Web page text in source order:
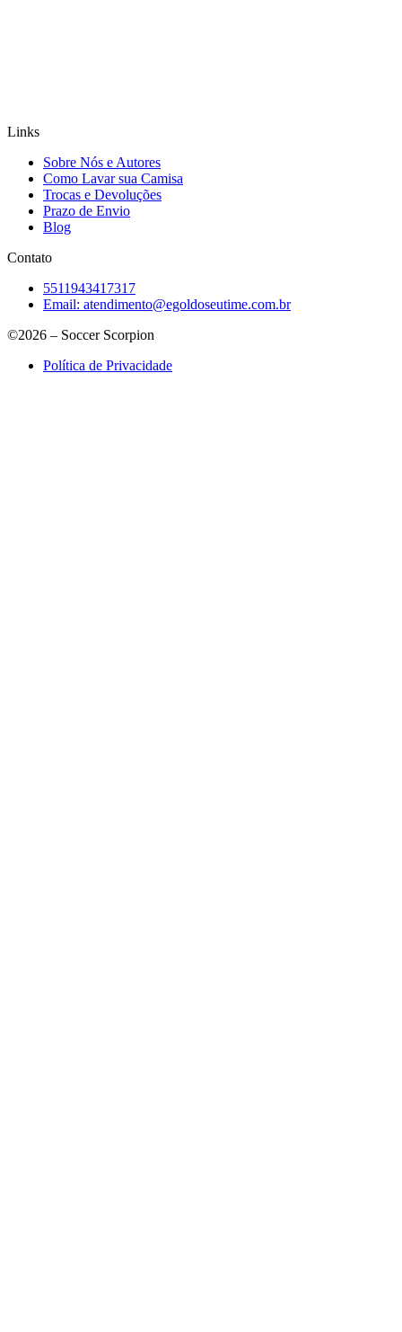
Links
Sobre Nós e Autores
Como Lavar sua Camisa
Trocas e Devoluções
Prazo de Envio
Blog
Contato
5511943417317
Email: atendimento@egoldoseutime.com.br
©2026 – Soccer Scorpion
Política de Privacidade